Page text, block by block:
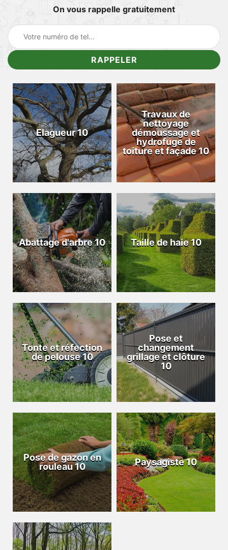
On vous rappelle gratuitement
Elagueur 10
Travaux de
nettoyage
démoussage et
hydrofuge de
toiture et façade 10
Abattage d'arbre 10 Taille de haie 10
Tonte et réfection
de pelouse 10
Pose et
changement
grillage et clôture
10
Pose de gazon en
rouleau 10
Paysagiste 10